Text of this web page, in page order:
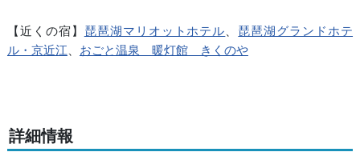
【近くの宿】 琵琶湖マリオットホテル
琵琶湖グランドホテ
ル・京近江
おごと温泉 暖灯館 きくのや
詳細情報